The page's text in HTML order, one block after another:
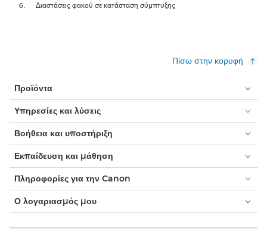
Διαστάσεις φακού σε κατάσταση σύμπτυξης
Πίσω στην κορυφή
Προϊόντα
Υπηρεσίες και λύσεις
Βοήθεια και υποστήριξη
Εκπαίδευση και μάθηση
Πληροφορίες για την Canon
Ο λογαριασμός μου